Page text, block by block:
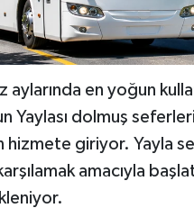
aylarında en yoğun
Yaylası dolmuş
hizmete giriyor. Yayla
karşılamak amacıyla